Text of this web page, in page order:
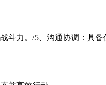
斗力。/5、沟通协调：具